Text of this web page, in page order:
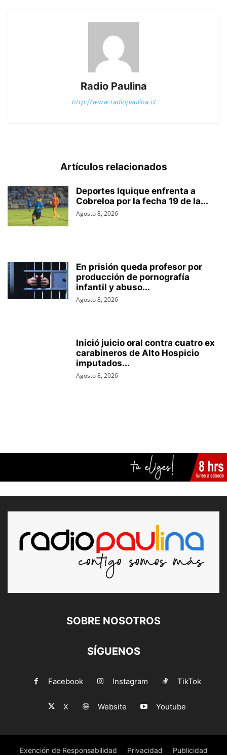
Radio Paulina
http://www.radiopaulina.cl
Artículos relacionados
Deportes Iquique enfrenta a
Cobreloa por la fecha 19 de la...
Agosto 8, 2026
En prisión queda profesor por
producción de pornografía
infantil y abuso...
Agosto 8, 2026
Inició juicio oral contra cuatro ex
carabineros de Alto Hospicio
imputados...
Agosto 8, 2026
SOBRE NOSOTROS
SÍGUENOS
Facebook Instagram TikTok
X Website Youtube
Exención de Responsabilidad Privacidad Publicidad